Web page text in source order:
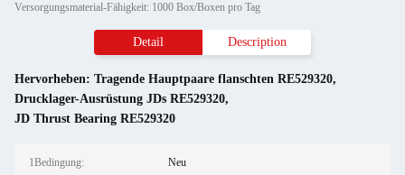
Versorgungsmaterial-Fähigkeit: 1000 Box/Boxen pro Tag
Detail Description
Hervorheben: Tragende Hauptpaare flanschten RE529320,
Drucklager-Ausrüstung JDs RE529320,
JD Thrust Bearing RE529320
1Bedingung: Neu